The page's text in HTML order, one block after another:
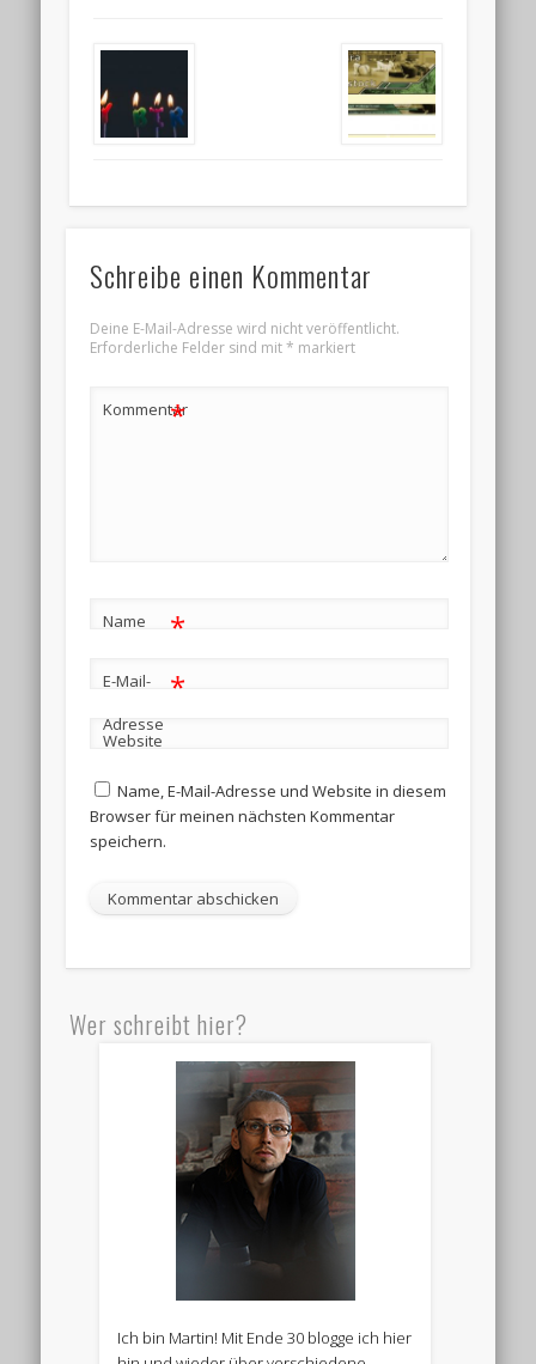
Schreibe einen Kommentar
Deine E-Mail-Adresse wird nicht veröffentlicht.
Erforderliche Felder sind mit* markiert
Kommentar
*
Name *
E-Mail-
Adresse
*
Website
Name, E-Mail-Adresse und Website in diesem
Browser für meinen nächsten Kommentar
speichern.
Wer schreibt hier?
Ich bin Martin! Mit Ende 30 blogge ich hier